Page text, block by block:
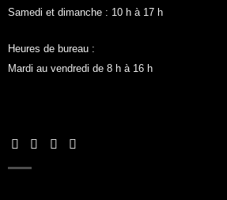
Samedi et dimanche : 10 h à 17 h
Heures de bureau :
Mardi au vendredi de 8 h à 16 h